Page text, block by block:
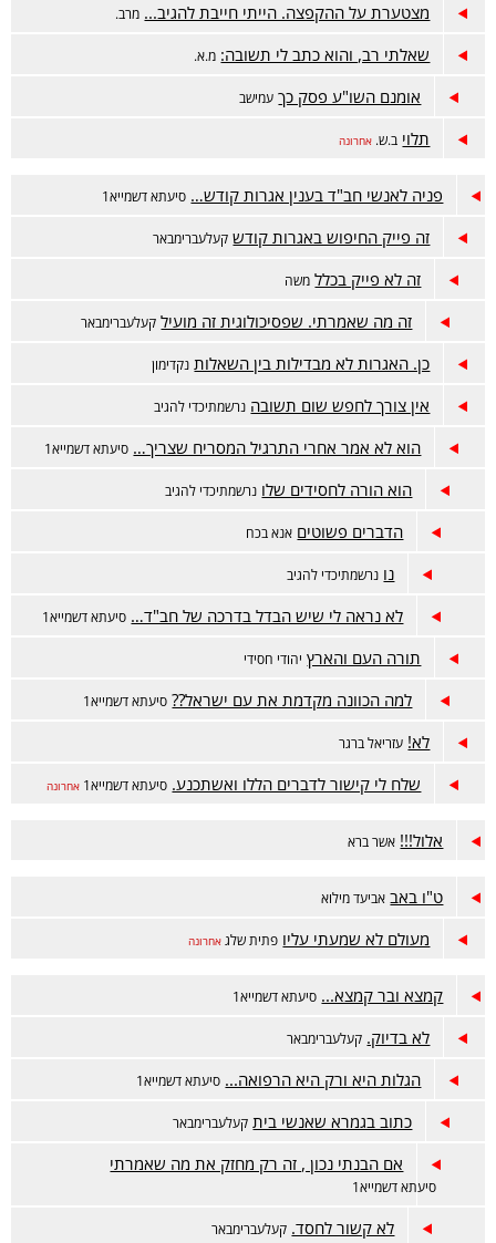
מצטערת על ההקפצה. הייתי חייבת להגיב... מרב.
שאלתי רב, והוא כתב לי תשובה: מ.א.
אומנם השו"ע פסק כך עמישב
תלוי ב.ש. אחרונה
פניה לאנשי חב"ד בענין אגרות קודש… סיעתא דשמייא1
זה פייק החיפוש באגרות קודש קעלעברימבאר
זה לא פייק בכלל משה
זה מה שאמרתי. שפסיכולוגית זה מועיל קעלעברימבאר
כן. האגרות לא מבדילות בין השאלות נקדימון
אין צורך לחפש שום תשובה נרשמתיכדי להגיב
הוא לא אמר אחרי התרגיל המסריח שצריך… סיעתא דשמייא1
הוא הורה לחסידים שלו נרשמתיכדי להגיב
הדברים פשוטים אנא בכח
נו נרשמתיכדי להגיב
לא נראה לי שיש הבדל בדרכה של חב"ד… סיעתא דשמייא1
תורה העם והארץ יהודי חסידי
למה הכוונה מקדמת את עם ישראל?? סיעתא דשמייא1
לא! עזריאל ברגר
שלח לי קישור לדברים הללו ואשתכנע. סיעתא דשמייא1 אחרונה
אלול!!! אשר ברא
ט"ו באב אביעד מילוא
מעולם לא שמעתי עליו פתית שלג אחרונה
קמצא ובר קמצא... סיעתא דשמייא1
לא בדיוק. קעלעברימבאר
הגלות היא ורק היא הרפואה... סיעתא דשמייא1
כתוב בגמרא שאנשי בית קעלעברימבאר
אם הבנתי נכון , זה רק מחזק את מה שאמרתי
סיעתא דשמייא1
לא קשור לחסד. קעלעברימבאר